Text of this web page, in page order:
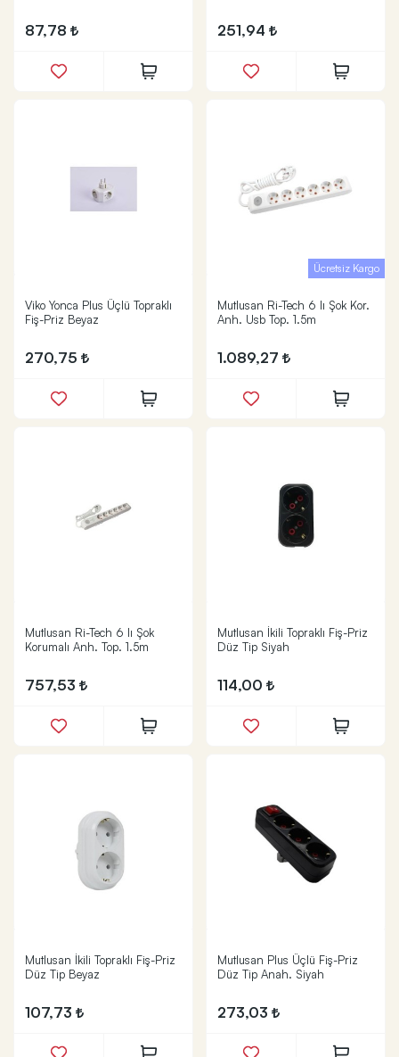
87,78 251,94
Viko Yonca Plus Üçlü Topraklı
Fiş-Priz Beyaz
270,75
Ücretsiz Kargo
Mutlusan Ri-Tech 6 lı Şok Kor.
Anh. Usb Top. 1.5m
1.089,27
Mutlusan Ri-Tech 6 lı Şok
Korumalı Anh. Top. 1.5m
757,53
Mutlusan İkili Topraklı Fiş-Priz
Düz Tip Siyah
114,00
Mutlusan İkili Topraklı Fiş-Priz
Düz Tip Beyaz
107,73
Mutlusan Plus Üçlü Fiş-Priz
Düz Tip Anah. Siyah
273,03